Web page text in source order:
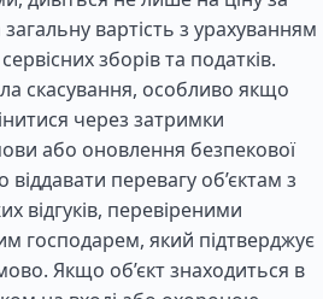
вартість з урахуванням
зборів та податків.
скасування, особливо якщо
через затримки
або оновлення безпекової
віддавати перевагу об’єктам з
відгуків, перевіреними
господарем, який підтверджує
Якщо об’єкт знаходиться в